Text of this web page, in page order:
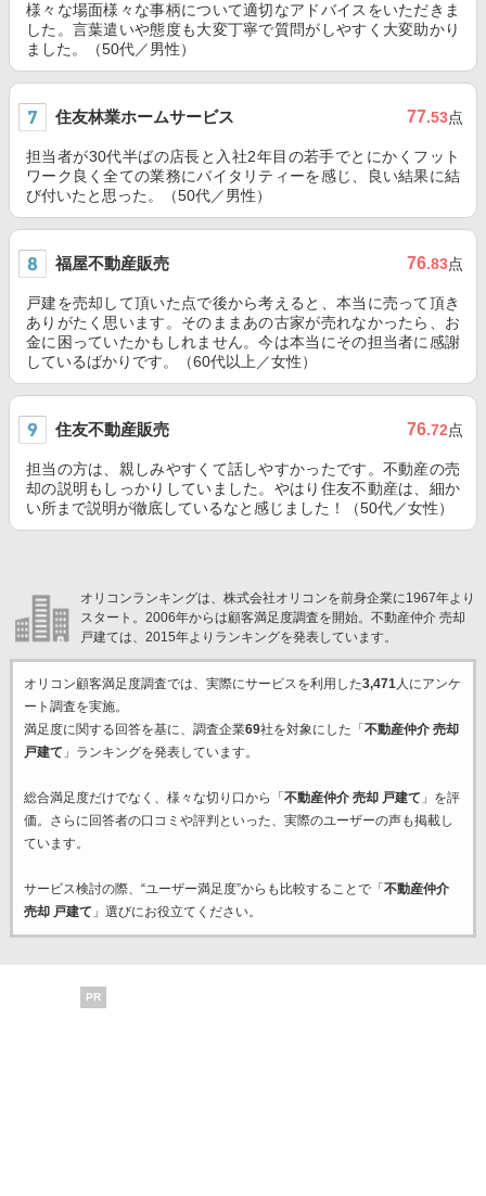
様々な場面様々な事柄について適切なアドバイスをいただきま
した。言葉遣いや態度も大変丁寧で質問がしやすく大変助かり
ました。（50代／男性）
住友林業ホームサービス 77.53点
担当者が30代半ばの店長と入社2年目の若手でとにかくフット
ワーク良く全ての業務にバイタリティーを感じ、良い結果に結
び付いたと思った。（50代／男性）
福屋不動産販売 76.83点
戸建を売却して頂いた点で後から考えると、本当に売って頂き
ありがたく思います。そのままあの古家が売れなかったら、お
金に困っていたかもしれません。今は本当にその担当者に感謝
しているばかりです。（60代以上／女性）
住友不動産販売 76.72点
担当の方は、親しみやすくて話しやすかったです。不動産の売
却の説明もしっかりしていました。やはり住友不動産は、細か
い所まで説明が徹底しているなと感じました！（50代／女性）
オリコンランキングは、株式会社オリコンを前身企業に1967年より
スタート。2006年からは顧客満足度調査を開始。不動産仲介 売却
戸建ては、2015年よりランキングを発表しています。
オリコン顧客満足度調査では、実際にサービスを利用した3,471人にアンケ
ート調査を実施。
満足度に関する回答を基に、調査企業69社を対象にした「 不動産仲介 売却
戸建て 」ランキングを発表しています。
総合満足度だけでなく、様々な切り口から「 不動産仲介 売却 戸建て 」を評
価。さらに回答者の口コミや評判といった、実際のユーザーの声も掲載し
ています。
サービス検討の際、“ユーザー満足度”からも比較することで「 不動産仲介
売却 戸建て 」選びにお役立てください。
PR